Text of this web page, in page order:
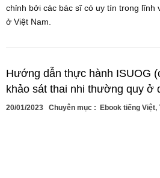
chỉnh bởi các bác sĩ có uy tín trong lĩnh
ở Việt Nam.
Hướng dẫn thực hành ISUOG
khảo sát thai nhi thường quy ở
20/01/2023 Chuyên mục : Ebook tiếng Việt,